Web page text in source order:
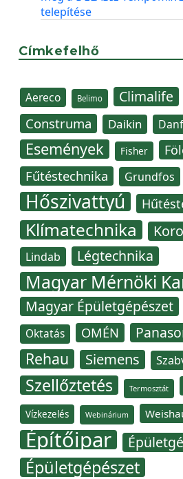
telepítése
Címkefelhő
Aereco Belimo Climalife
Construma Daikin
Események Fisher
Fűtéstechnika Grundfos
Hőszivattyú
Klímatechnika
Lindab Légtechnika
Magyar Mérnöki
Magyar Épületgépészet
Oktatás OMÉN
Rehau Siemens
Szellőztetés Termosztát
Vízkezelés Webinárium
Építőipar
Épületgépészet